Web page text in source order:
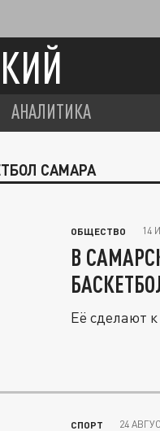
АНАЛИТИКА
САМАРА
ОБЩЕСТВО 14
В
Её сделают к
СПОРТ 24